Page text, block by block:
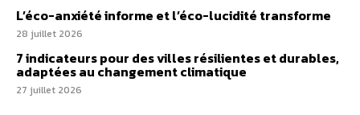
L’éco-anxiété informe et l’éco-lucidité transforme
28 juillet 2026
7 indicateurs pour des villes résilientes et durables,
adaptées au changement climatique
27 juillet 2026